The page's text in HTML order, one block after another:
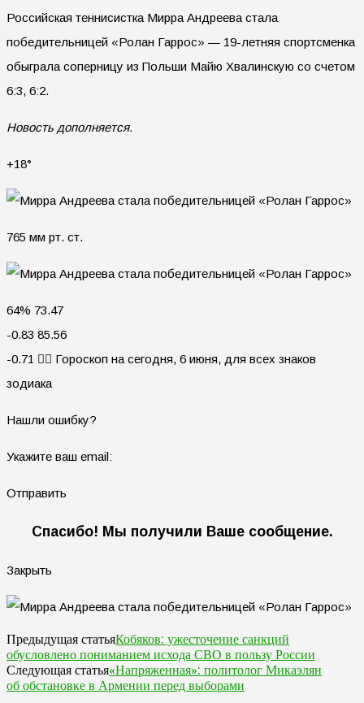
Российская теннисистка Мирра Андреева стала
победительницей «Ролан Гаррос» — 19-летняя спортсменка
обыграла соперницу из Польши Майю Хвалинскую со счетом
6:3, 6:2.
Новость дополняется.
+18°
765 мм рт. ст.
64% 73.47
-0.83 85.56
-0.71 🧙‍♀ Гороскоп на сегодня, 6 июня, для всех знаков
зодиака
Нашли ошибку?
Укажите ваш email:
Отправить
Спасибо! Мы получили Ваше сообщение.
Закрыть
Предыдущая статьяКобяков: ужесточение санкций
обусловлено пониманием исхода СВО в пользу России
Следующая статья«Напряженная»: политолог Микаэлян
об обстановке в Армении перед выборами